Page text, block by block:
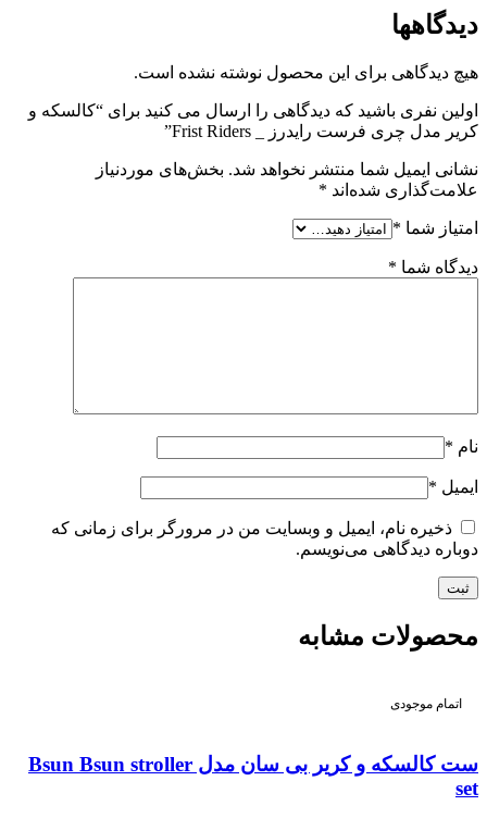
دیدگاهها
هیچ دیدگاهی برای این محصول نوشته نشده است.
اولین نفری باشید که دیدگاهی را ارسال می کنید برای “کالسکه و
کریر مدل چری فرست رایدرز _ Frist Riders”
نشانی ایمیل شما منتشر نخواهد شد. بخش‌های موردنیاز
علامت‌گذاری شده‌اند *
امتیاز شما *
دیدگاه شما *
نام *
ایمیل *
ذخیره نام، ایمیل و وبسایت من در مرورگر برای زمانی که
دوباره دیدگاهی می‌نویسم.
محصولات مشابه
اتمام موجودی
ست کالسکه و کریر بی سان مدل Bsun Bsun stroller
set